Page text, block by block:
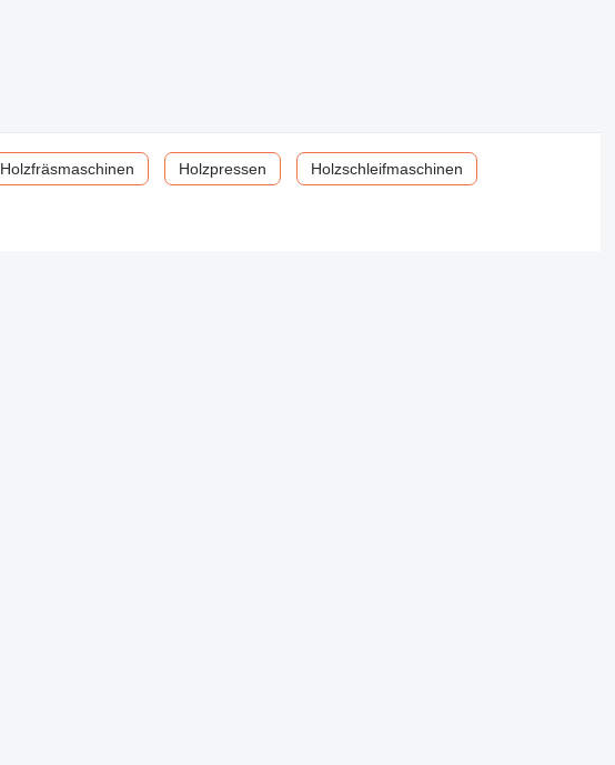
Holzfräsmaschinen Holzpressen Holzschleifmaschinen